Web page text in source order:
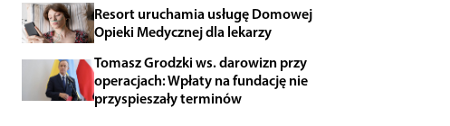
Resort uruchamia usługę Domowej
Opieki Medycznej dla lekarzy
Tomasz Grodzki ws. darowizn przy
operacjach: Wpłaty na fundację nie
przyspieszały terminów